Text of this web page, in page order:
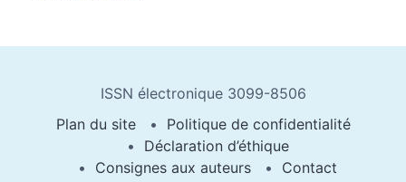
ISSN électronique 3099-8506
Plan du site
Politique de confidentialité
Déclaration d’éthique
Consignes aux auteurs
Contact